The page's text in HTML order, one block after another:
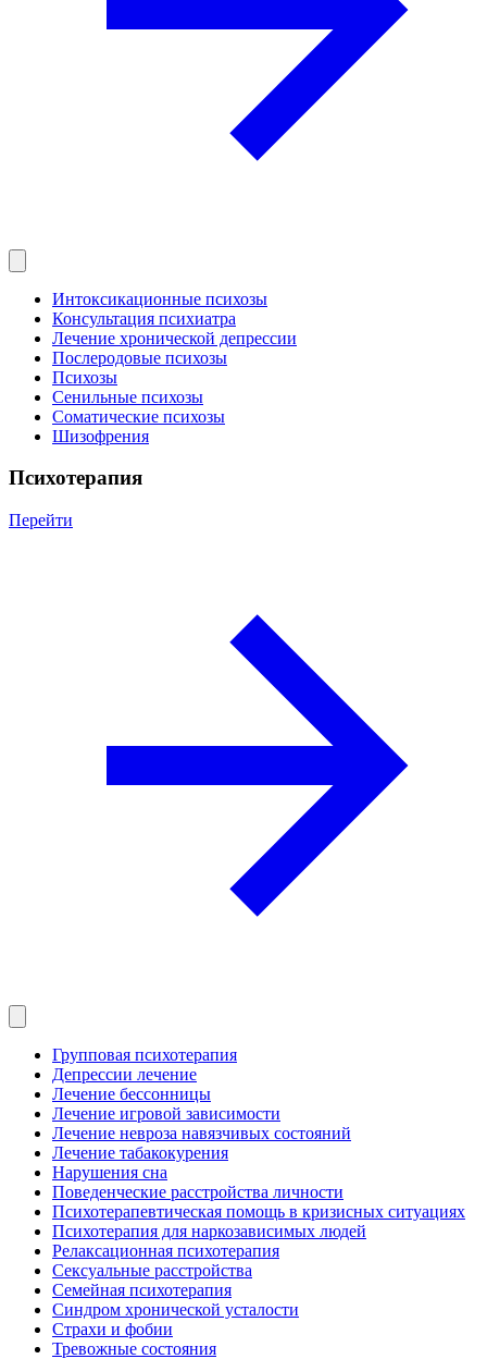
Интоксикационные психозы
Консультация психиатра
Лечение хронической депрессии
Послеродовые психозы
Психозы
Сенильные психозы
Соматические психозы
Шизофрения
Психотерапия
Перейти
Групповая психотерапия
Депрессии лечение
Лечение бессонницы
Лечение игровой зависимости
Лечение невроза навязчивых состояний
Лечение табакокурения
Нарушения сна
Поведенческие расстройства личности
Психотерапевтическая помощь в кризисных ситуациях
Психотерапия для наркозависимых людей
Релаксационная психотерапия
Сексуальные расстройства
Семейная психотерапия
Синдром хронической усталости
Страхи и фобии
Тревожные состояния